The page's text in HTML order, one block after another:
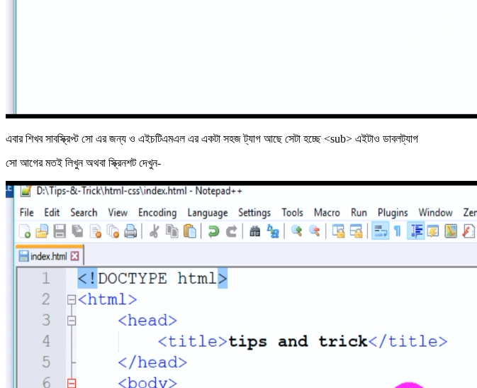
এবার শিখব সাবস্ক্রিপ্ট সো এর জন্য ও এইচটিএমএল এর একটা সহজ ট্যাগ আছে সেটা হচ্ছে <sub> এইটাও ডাবলট্যাগ
সো আগের মতই লিখুন অথবা স্ক্রিনশট দেখুন-